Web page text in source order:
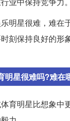
明星很难，难在
刻保持良好的形
明星很难吗?难在
育明星比想象中